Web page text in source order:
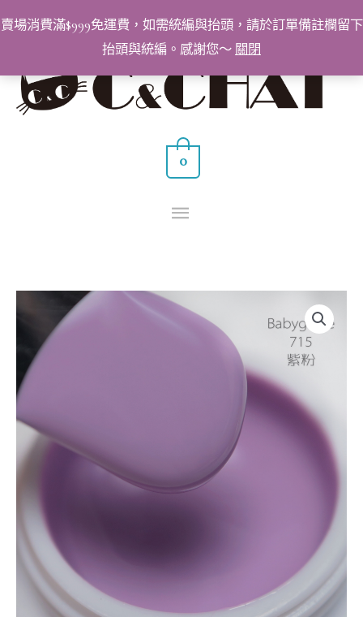
賣場消費滿$999免運費，如需統編與抬頭，請於訂單備註欄留下
抬頭與統編。感謝您～ 關閉
至
要
選
0
罐
裝
色
膠
紫
數
量